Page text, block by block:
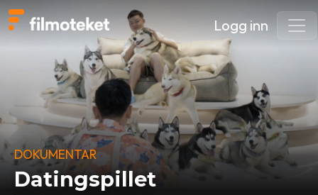
Logg inn
DOKUMENTAR
Datingspillet